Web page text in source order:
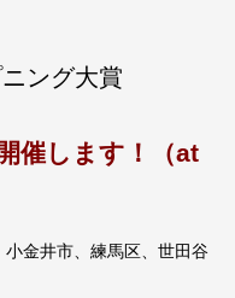
ング大賞
催します！（at
金井市、練馬区、世田谷